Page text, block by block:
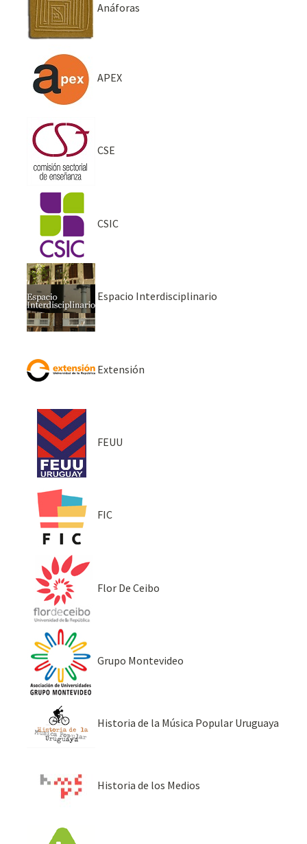
Anáforas
APEX
CSE
CSIC
Espacio Interdisciplinario
Extensión
FEUU
FIC
Flor De Ceibo
Grupo Montevideo
Historia de la Música Popular Uruguaya
Historia de los Medios